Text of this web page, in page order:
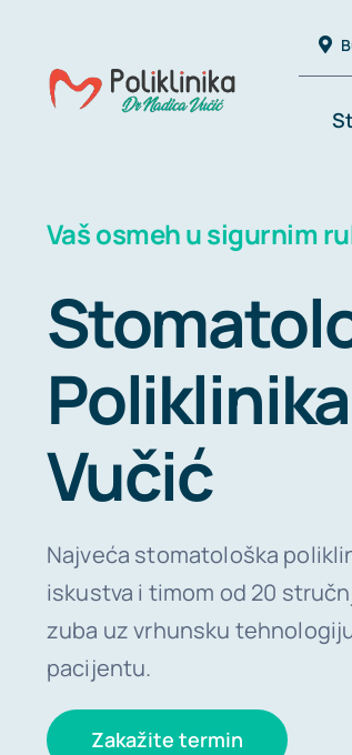
content
Vaš osmeh u sigurnim
Vučić
Najveća stomatološka
iskustva i timom od 20
zuba uz vrhunsku
pacijentu.
Zakažite termin